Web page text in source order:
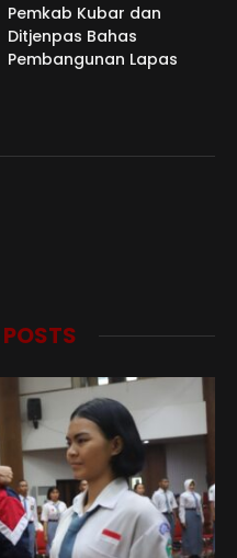
Pemkab Kubar dan
Ditjenpas Bahas
Pembangunan Lapas
POSTS